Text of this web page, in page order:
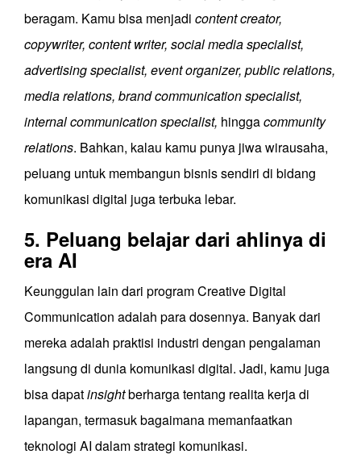
beragam. Kamu bisa menjadi content creator,
copywriter, content writer, social media specialist,
advertising specialist, event organizer, public relations,
media relations, brand communication specialist,
internal communication specialist, hinggacommunity
relations. Bahkan, kalau kamu punya jiwa wirausaha,
peluang untuk membangun bisnis sendiri di bidang
komunikasi digital juga terbuka lebar.
5. Peluang belajar dari ahlinya di
era AI
Keunggulan lain dari program Creative Digital
Communication adalah para dosennya. Banyak dari
mereka adalah praktisi industri dengan pengalaman
langsung di dunia komunikasi digital. Jadi, kamu juga
bisa dapatinsightberharga tentang realita kerja di
lapangan, termasuk bagaimana memanfaatkan
teknologi AI dalam strategi komunikasi.